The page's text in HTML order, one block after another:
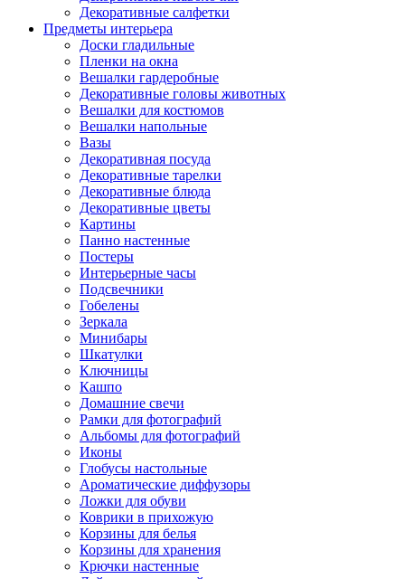
Декоративные салфетки
Предметы интерьера
Доски гладильные
Пленки на окна
Вешалки гардеробные
Декоративные головы животных
Вешалки для костюмов
Вешалки напольные
Вазы
Декоративная посуда
Декоративные тарелки
Декоративные блюда
Декоративные цветы
Картины
Панно настенные
Постеры
Интерьерные часы
Подсвечники
Гобелены
Зеркала
Минибары
Шкатулки
Ключницы
Кашпо
Домашние свечи
Рамки для фотографий
Альбомы для фотографий
Иконы
Глобусы настольные
Ароматические диффузоры
Ложки для обуви
Коврики в прихожую
Корзины для белья
Корзины для хранения
Крючки настенные